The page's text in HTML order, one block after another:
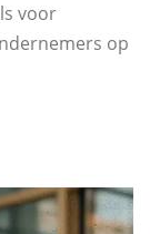
voor
op